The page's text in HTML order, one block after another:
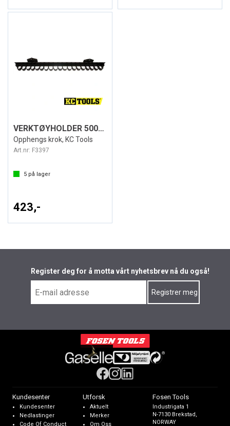
VERKTØYHOLDER 500MM FOR VERKTØYTAVLE
Opphengs krok, KC Tools
Art.nr: F3397
5 på lager
423,-
Register deg for å motta vårt nyhetsbrev nå du også!
Kundesenter
Kundesenter
Nedlastinger
Code Of Conduct
Utforsk
Aktuelt
Merker
Om Oss
Fosen Tools
Industrigata 1
N-7130 Brekstad,
NORWAY